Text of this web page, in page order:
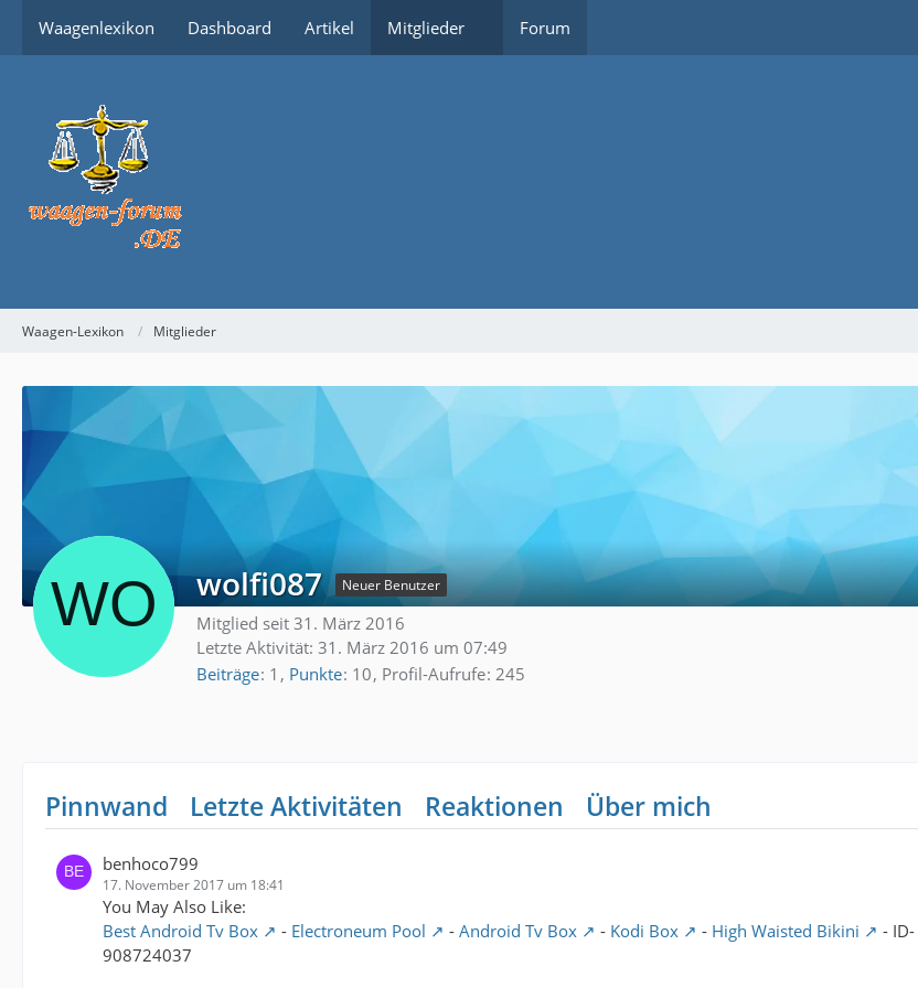
Waagenlexikon Dashboard Artikel Mitglieder Forum
Waagen-Lexikon Mitglieder
wolfi087 Neuer Benutzer
Mitglied seit 31. März 2016
Letzte Aktivität: 31. März 2016 um 07:49
Beiträge 1 Punkte 10 Profil-Aufrufe 245
Pinnwand Letzte Aktivitäten Reaktionen Über mich
benhoco799
17. November 2017 um 18:41
You May Also Like:
Best Android Tv Box
- Electroneum Pool - Android Tv Box - Kodi Box - High Waisted Bikini
- ID-
908724037